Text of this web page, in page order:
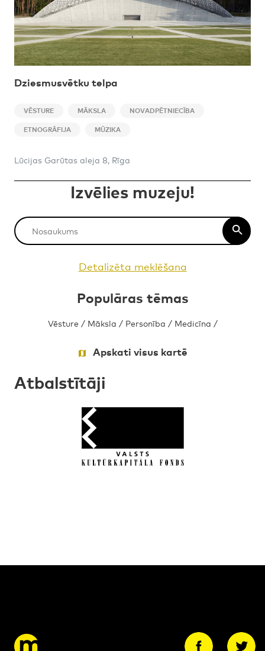
Dziesmusvētku telpa
VĒSTURE MĀKSLA NOVADPĒTNIECĪBA
ETNOGRĀFIJA MŪZIKA
Lūcijas Garūtas aleja 8, Rīga
Izvēlies muzeju!
Detalizēta meklēšana
Populāras tēmas
Vēsture / Māksla / Personība / Medicīna /
Apskati visus kartē
Atbalstītāji